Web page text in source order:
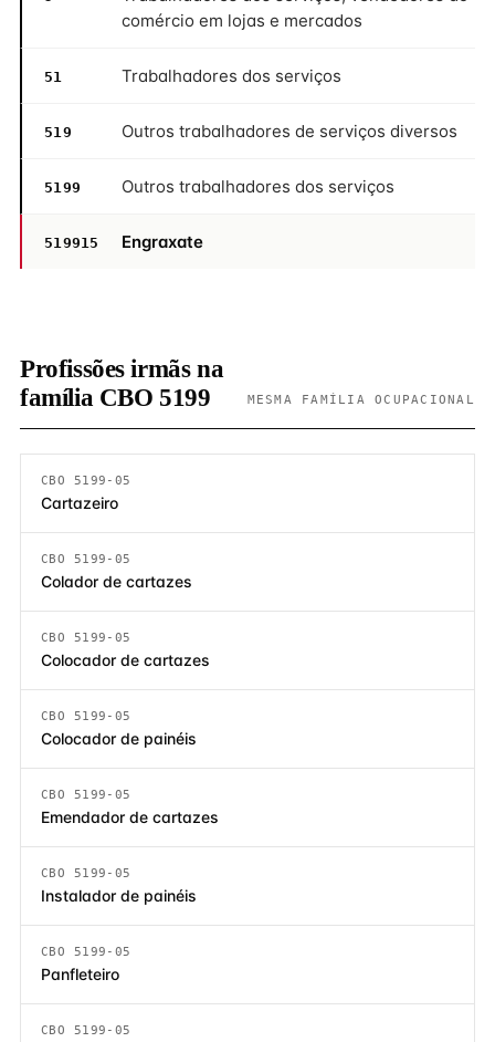
comércio em lojas e mercados
51 Trabalhadores dos serviços
519 Outros trabalhadores de serviços diversos
5199 Outros trabalhadores dos serviços
519915 Engraxate
Profissões irmãs na
família CBO 5199
MESMA FAMÍLIA OCUPACIONAL
CBO 5199-05
Cartazeiro
CBO 5199-05
Colador de cartazes
CBO 5199-05
Colocador de cartazes
CBO 5199-05
Colocador de painéis
CBO 5199-05
Emendador de cartazes
CBO 5199-05
Instalador de painéis
CBO 5199-05
Panfleteiro
CBO 5199-05